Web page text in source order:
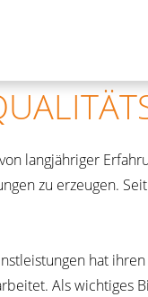
langjähriger
zu erzeugen.
hat
Als wichtiges